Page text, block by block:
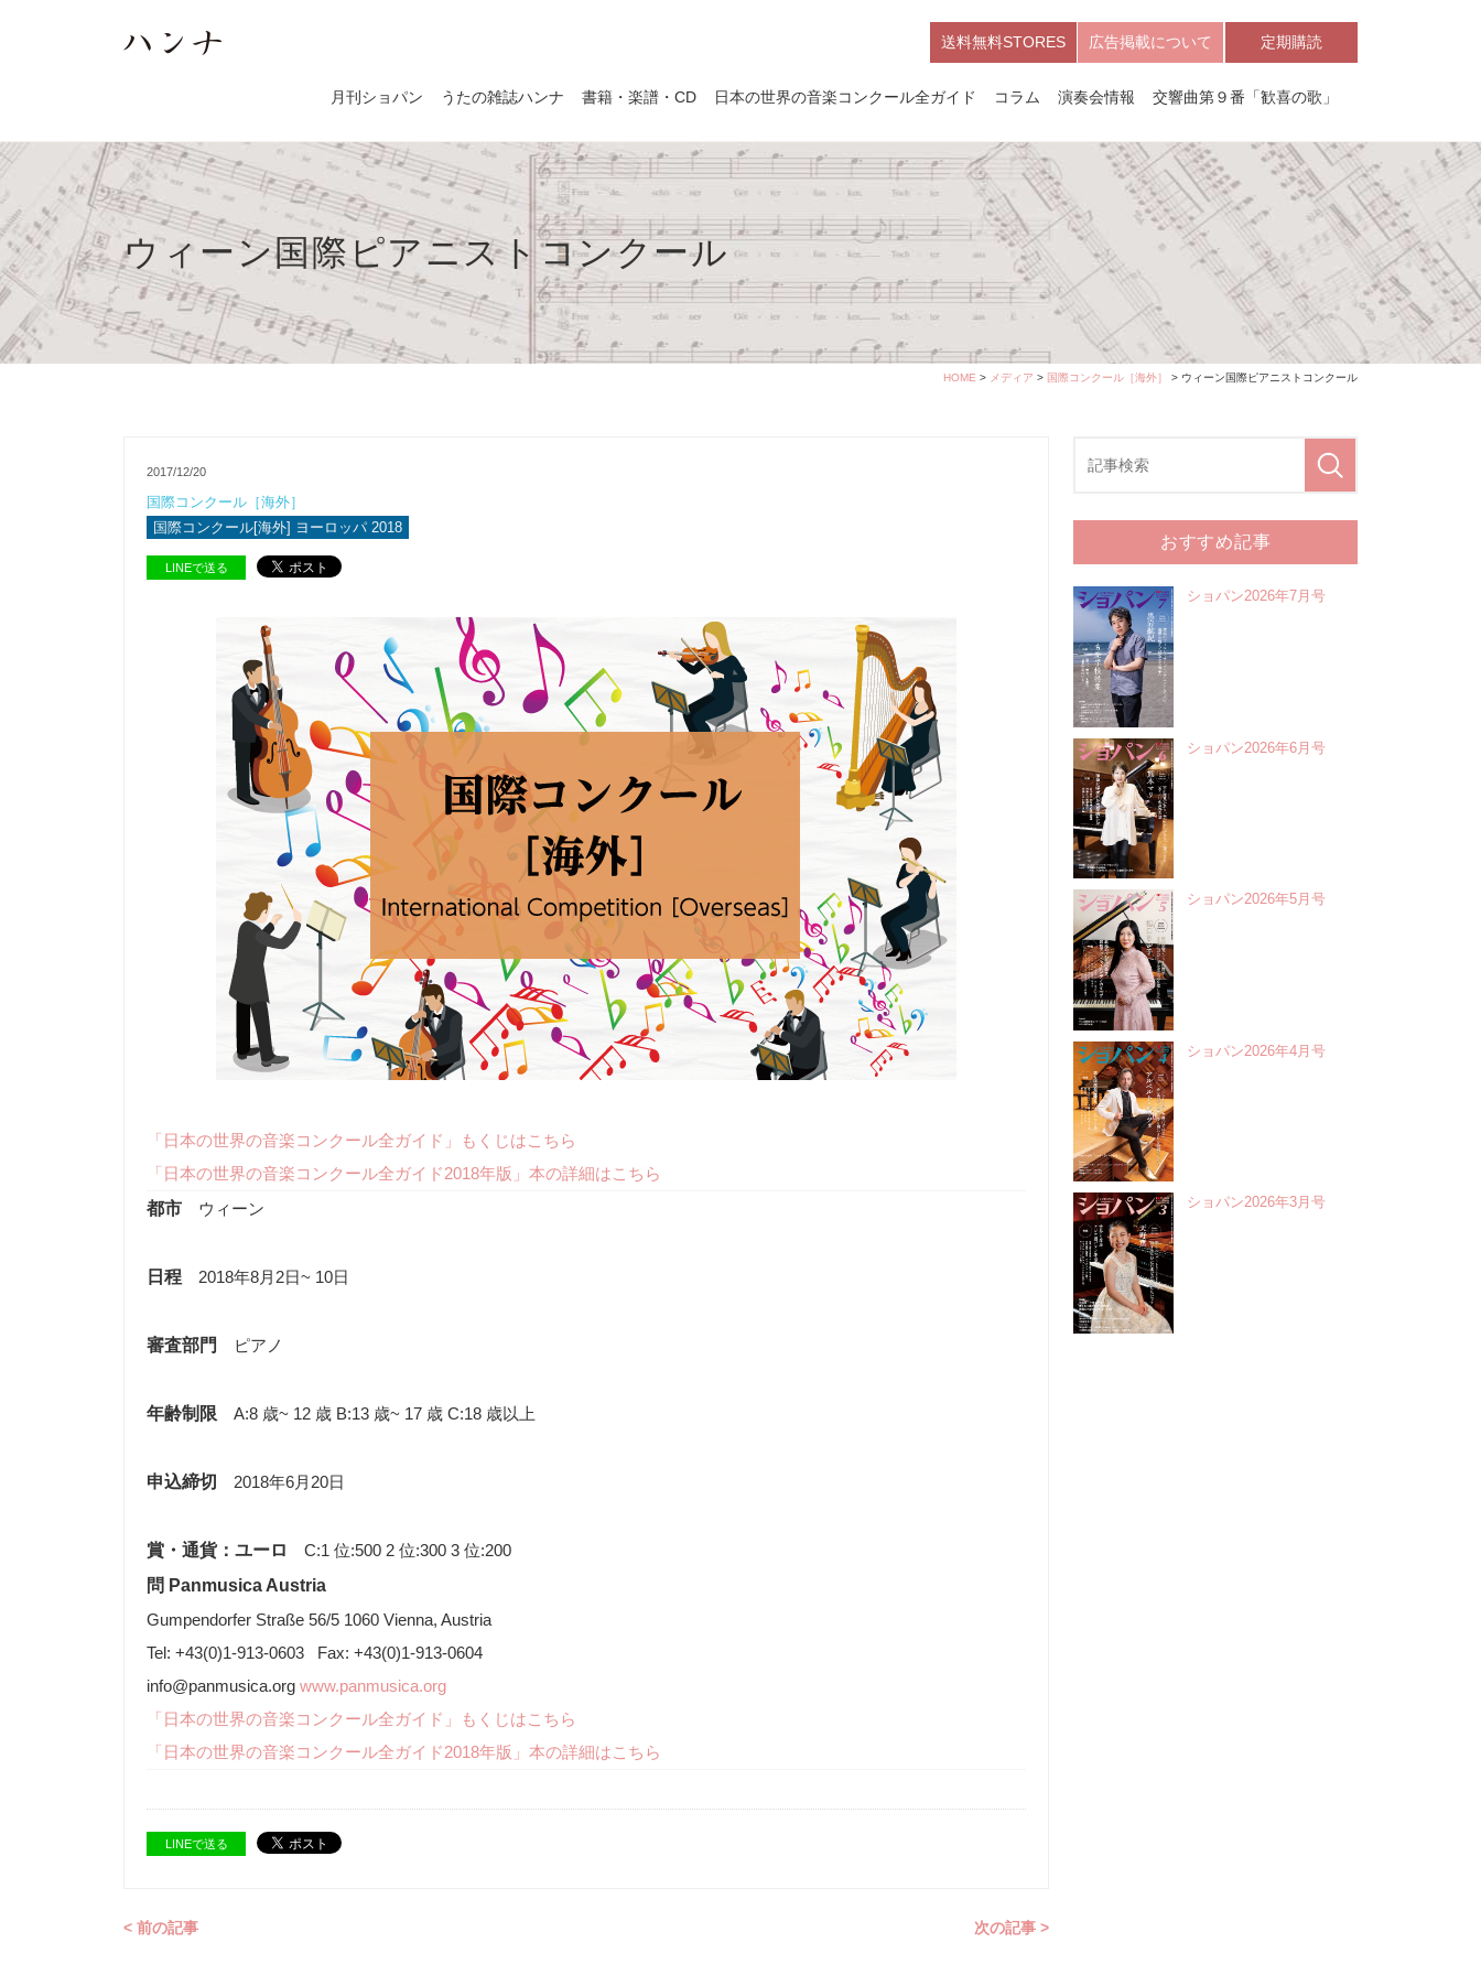
送料無料STORES 広告掲載について 定期購読
月刊ショパン うたの雑誌ハンナ 書籍・楽譜・CD 日本の世界の音楽コンクール全ガイド コラム 演奏会情報 交響曲第９番「歓喜の歌」
ウィーン国際ピアニストコンクール
HOME > メディア > 国際コンクール［海外］ > ウィーン国際ピアニストコンクール
2017/12/20
国際コンクール［海外］
国際コンクール[海外] ヨーロッパ 2018
LINEで送る
「日本の世界の音楽コンクール全ガイド」もくじはこちら
「日本の世界の音楽コンクール全ガイド2018年版」本の詳細はこちら
都市 ウィーン
日程 2018年8月2日~ 10日
審査部門 ピアノ
年齢制限 A:8 歳~ 12 歳 B:13 歳~ 17 歳 C:18 歳以上
申込締切 2018年6月20日
賞・通貨：ユーロ
C:1 位:500 2 位:300 3 位:200
問 Panmusica Austria
Gumpendorfer Straße 56/5 1060 Vienna, Austria
Tel: +43(0)1-913-0603 Fax: +43(0)1-913-0604
info@panmusica.org www.panmusica.org
「日本の世界の音楽コンクール全ガイド」もくじはこちら
「日本の世界の音楽コンクール全ガイド2018年版」本の詳細はこちら
LINEで送る
< 前の記事 次の記事 >
おすすめ記事
ショパン2026年7月号
ショパン2026年6月号
ショパン2026年5月号
ショパン2026年4月号
ショパン2026年3月号